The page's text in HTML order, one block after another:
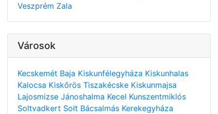
Veszprém Zala
Városok
Kecskemét Baja Kiskunfélegyháza Kiskunhalas
Kalocsa Kiskőrös Tiszakécske Kiskunmajsa
Lajosmizse Jánoshalma Kecel Kunszentmiklós
Soltvadkert Solt Bácsalmás Kerekegyháza